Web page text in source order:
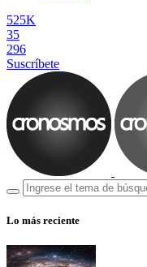
525K
35
296
Suscríbete
Lo más reciente